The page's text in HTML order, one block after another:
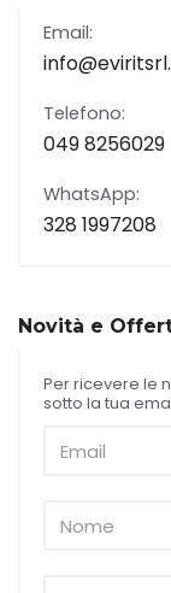
Email:
Telefono:
049 8256029
WhatsApp:
328 1997208
Novità e
Per ricevere le
sotto la tua